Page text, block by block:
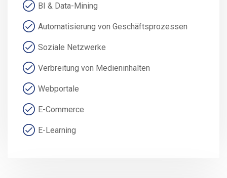
BI & Data-Mining
Automatisierung von Geschäftsprozessen
Soziale Netzwerke
Verbreitung von Medieninhalten
Webportale
E-Commerce
E-Learning